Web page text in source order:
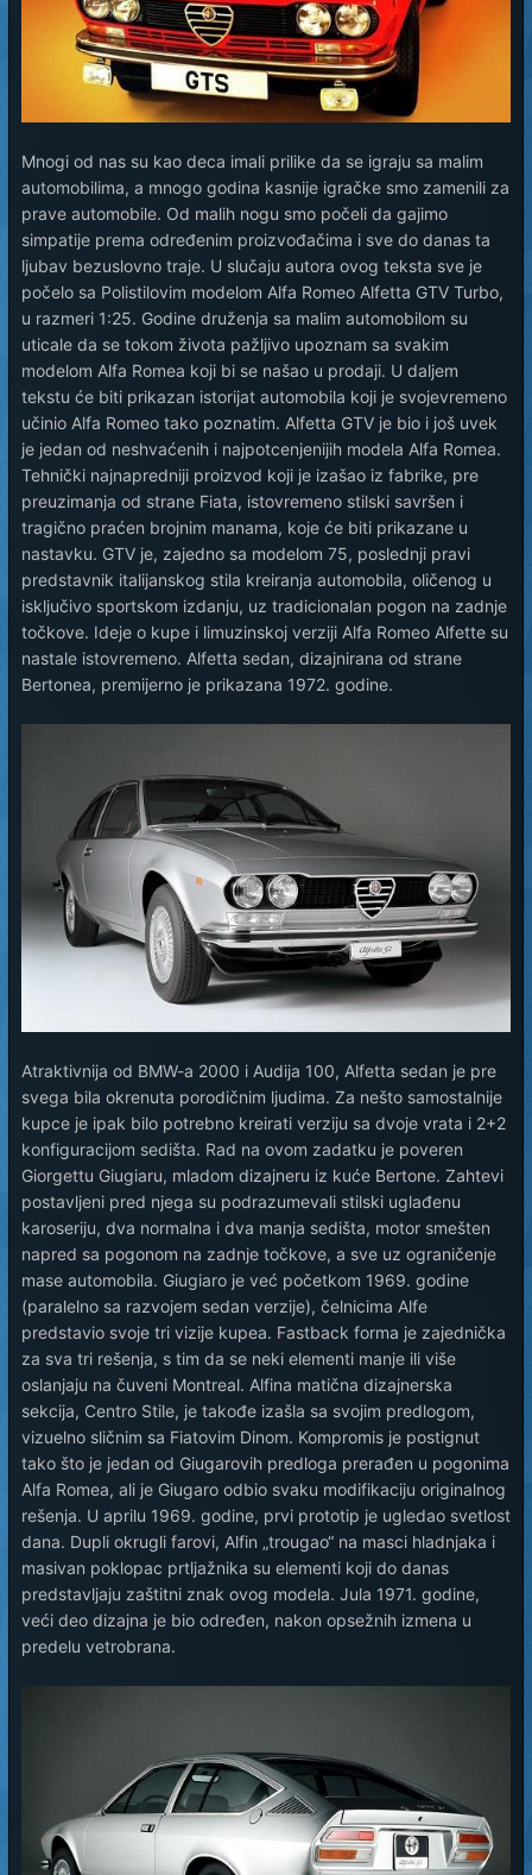
Mnogi od nas su kao deca imali prilike da se igraju sa malim
automobilima, a mnogo godina kasnije igračke smo zamenili za
prave automobile. Od malih nogu smo počeli da gajimo
simpatije prema određenim proizvođačima i sve do danas ta
ljubav bezuslovno traje. U slučaju autora ovog teksta sve je
počelo sa Polistilovim modelom Alfa Romeo Alfetta GTV Turbo,
u razmeri 1:25. Godine druženja sa malim automobilom su
uticale da se tokom života pažljivo upoznam sa svakim
modelom Alfa Romea koji bi se našao u prodaji. U daljem
tekstu će biti prikazan istorijat automobila koji je svojevremeno
učinio Alfa Romeo tako poznatim. Alfetta GTV je bio i još uvek
je jedan od neshvaćenih i najpotcenjenijih modela Alfa Romea.
Tehnički najnapredniji proizvod koji je izašao iz fabrike, pre
preuzimanja od strane Fiata, istovremeno stilski savršen i
tragično praćen brojnim manama, koje će biti prikazane u
nastavku. GTV je, zajedno sa modelom 75, poslednji pravi
predstavnik italijanskog stila kreiranja automobila, oličenog u
isključivo sportskom izdanju, uz tradicionalan pogon na zadnje
točkove. Ideje o kupe i limuzinskoj verziji Alfa Romeo Alfette su
nastale istovremeno. Alfetta sedan, dizajnirana od strane
Bertonea, premijerno je prikazana 1972. godine.
Atraktivnija od BMW-a 2000 i Audija 100, Alfetta sedan je pre
svega bila okrenuta porodičnim ljudima. Za nešto samostalnije
kupce je ipak bilo potrebno kreirati verziju sa dvoje vrata i 2+2
konfiguracijom sedišta. Rad na ovom zadatku je poveren
Giorgettu Giugiaru, mladom dizajneru iz kuće Bertone. Zahtevi
postavljeni pred njega su podrazumevali stilski uglađenu
karoseriju, dva normalna i dva manja sedišta, motor smešten
napred sa pogonom na zadnje točkove, a sve uz ograničenje
mase automobila. Giugiaro je već početkom 1969. godine
(paralelno sa razvojem sedan verzije), čelnicima Alfe
predstavio svoje tri vizije kupea. Fastback forma je zajednička
za sva tri rešenja, s tim da se neki elementi manje ili više
oslanjaju na čuveni Montreal. Alfina matična dizajnerska
sekcija, Centro Stile, je takođe izašla sa svojim predlogom,
vizuelno sličnim sa Fiatovim Dinom. Kompromis je postignut
tako što je jedan od Giugarovih predloga prerađen u pogonima
Alfa Romea, ali je Giugaro odbio svaku modifikaciju originalnog
rešenja. U aprilu 1969. godine, prvi prototip je ugledao svetlost
dana. Dupli okrugli farovi, Alfin „trougao“ na masci hladnjaka i
masivan poklopac prtljažnika su elementi koji do danas
predstavljaju zaštitni znak ovog modela. Jula 1971. godine,
veći deo dizajna je bio određen, nakon opsežnih izmena u
predelu vetrobrana.